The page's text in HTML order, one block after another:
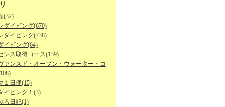
(32)
ダイビング(670)
ダイビング(738)
イビング(64)
ンス取得コース(139)
ァンスド・オープン・ウォーター・コ
１日便(15)
イビング！(3)
ろ日記(1)